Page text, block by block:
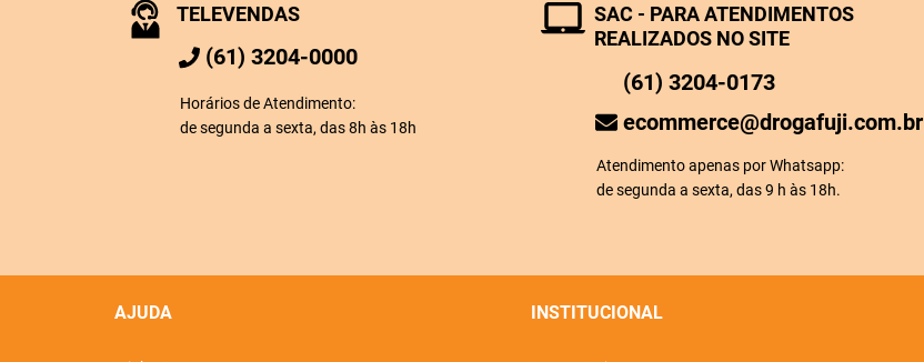
TELEVENDAS
(61) 3204-0000
Horários de Atendimento:
de segunda a sexta, das 8h às 18h
SAC - PARA ATENDIMENTOS
REALIZADOS NO SITE
(61) 3204-0173
ecommerce@drogafuji.com.br
Atendimento apenas por Whatsapp:
de segunda a sexta, das 9 h às 18h.
AJUDA INSTITUCIONAL